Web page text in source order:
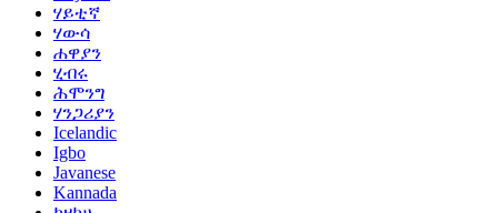
ሃይቲኛ
ሃውሳ
ሐዋያን
ሂብሩ
ሕሞንግ
ሃንጋሪያን
Icelandic
Igbo
Javanese
Kannada